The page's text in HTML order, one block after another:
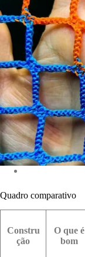
Quadro comparativo
Constru
ção
O que é
bom